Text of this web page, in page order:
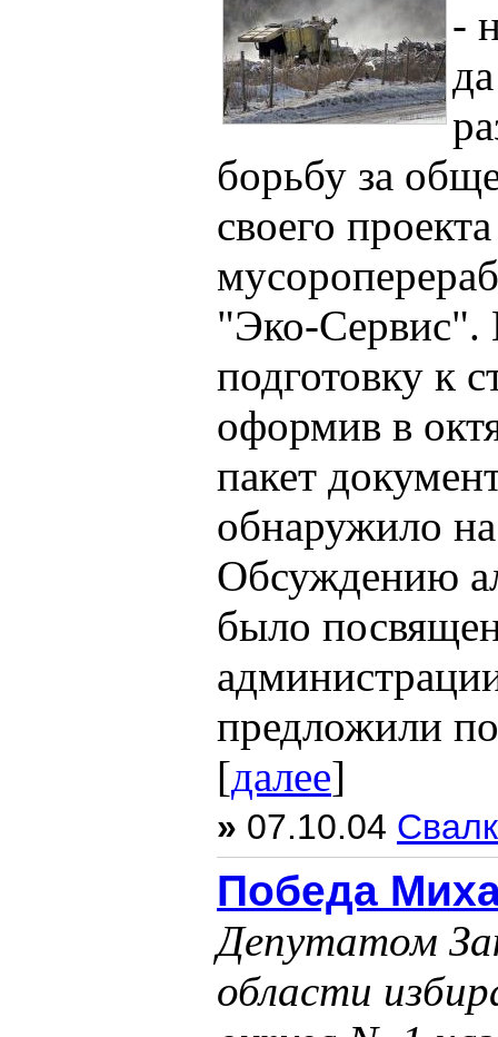
-
борьбу за
своего
"Эко-Сервис".
подготовку к
оформив в
пакет
обнаружило
Обсуждению
было
предложили
[далее]
» 07.10.04
Победа
Депутатом
области